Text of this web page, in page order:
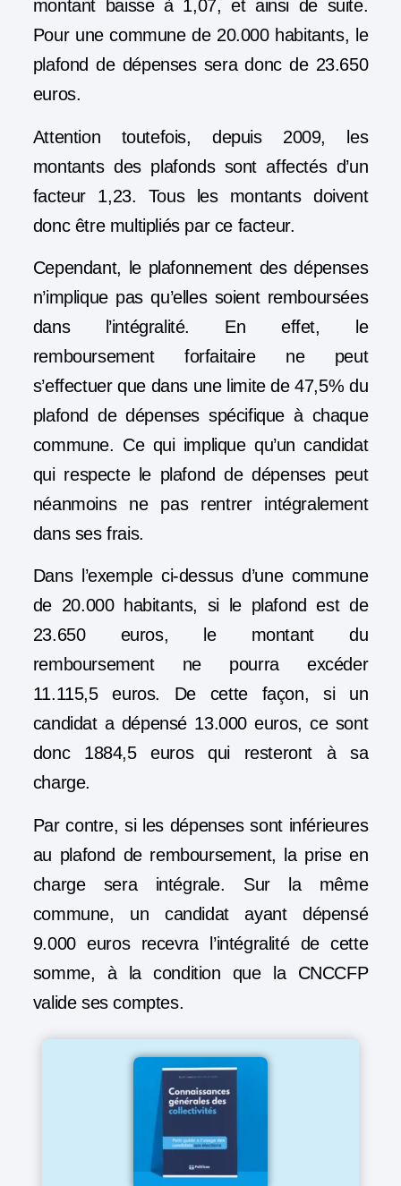
montant baisse à 1,07, et ainsi de suite.
Pour une commune de 20.000 habitants, le
plafond de dépenses sera donc de 23.650
euros.
Attention toutefois, depuis 2009, les
montants des plafonds sont affectés d’un
facteur 1,23. Tous les montants doivent
donc être multipliés par ce facteur.
Cependant, le plafonnement des dépenses
n’implique pas qu’elles soient remboursées
dans l’intégralité. En effet, le
remboursement forfaitaire ne peut
s’effectuer que dans une limite de 47,5% du
plafond de dépenses spécifique à chaque
commune. Ce qui implique qu’un candidat
qui respecte le plafond de dépenses peut
néanmoins ne pas rentrer intégralement
dans ses frais.
Dans l’exemple ci-dessus d’une commune
de 20.000 habitants, si le plafond est de
23.650 euros, le montant du
remboursement ne pourra excéder
11.115,5 euros. De cette façon, si un
candidat a dépensé 13.000 euros, ce sont
donc 1884,5 euros qui resteront à sa
charge.
Par contre, si les dépenses sont inférieures
au plafond de remboursement, la prise en
charge sera intégrale. Sur la même
commune, un candidat ayant dépensé
9.000 euros recevra l’intégralité de cette
somme, à la condition que la CNCCFP
valide ses comptes.